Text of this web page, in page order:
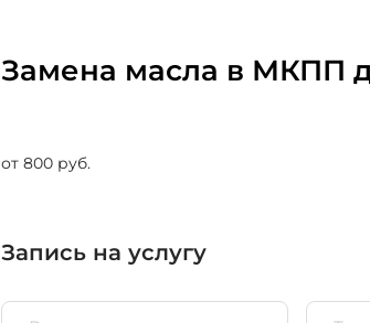
Замена масла в МКПП
от 800 руб.
Запись на услугу